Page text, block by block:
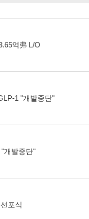
억弗 L/O
1 "개발중단"
개발중단"
포식